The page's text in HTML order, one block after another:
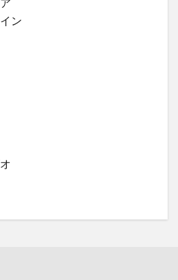
ン